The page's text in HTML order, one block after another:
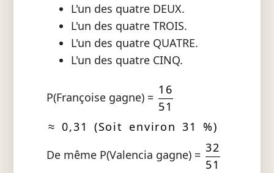
L'un des quatre DEUX.
L'un des quatre TROIS.
L'un des quatre QUATRE.
L'un des quatre CINQ.
P(Françoise gagne) =
16
51
≈ 0,31 (Soit environ 31 %)
De même P(Valencia gagne) =
32
51